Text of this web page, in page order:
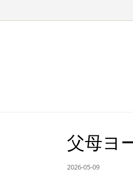
父母ヨ
2026-05-09